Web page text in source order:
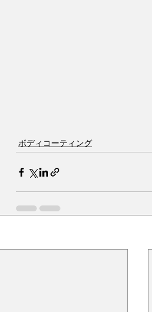
ボディコーティング